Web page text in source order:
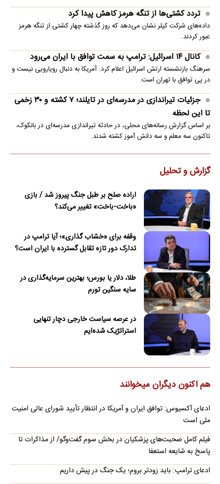
تردد کشتی‌ها از تنگه هرمز کاهش پیدا کرد
داده‌های شرکت کپلر نشان می‌دهد که روز گذشته چهار کشتی از تنگه هرمز
عبور کردند.
کانال ۱۴ اسرائیل: ترامپ به سمت توافق با ایران می‌رود
سرهنگ بازنشسته ارتش اسرائیل اعلام کرد: آمریکا به دنبال رویارویی نیست و
در پی توافق با تهران است.
جزئیات تیراندازی در مدرسه‌ای در تایلند؛ ۷ کشته و ۳۰ زخمی
تا این لحظه
بر اساس گزارش رسانه‌های محلی، در حادثه تیراندازی مدرسه‌ای در بانکوک،
تاکنون سه معلم و سه دانش آموز کشته شدند.
گزارش و تحلیل
اراده صلح بر طبل جنگ پیروز شد / بازی
«باخت-باخت» تغییر می‌کند؟
وقفه برای «خشاب گذاری»؛ آیا ترامپ در
تدارک دور تازه تقابل گسترده با ایران است؟
طلا، دلار یا بورس؛ بهترین سرمایه‌گذاری در
سایه سنگین تورم
در عرصه سیاست خارجی دچار تنهایی
استراتژیک شده‌ایم
هم اکنون دیگران میخوانند
ادعای آکسیوس: توافق ایران و آمریکا در انتظار تأیید شورای عالی امنیت
ملی است
فیلم کامل صحبت‌های پزشکیان در بخش سوم گفت‌وگو/ از مذاکرات تا
پاسخ به شایعه استعفا
ادعای ترامپ: باید زودتر بروم؛ یک جنگ در پیش داریم